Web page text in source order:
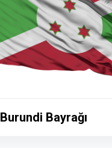
Burundi Bayrağı